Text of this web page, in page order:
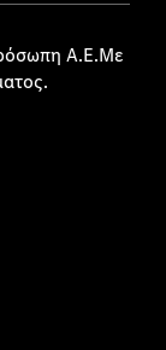
Α.Ε.Με